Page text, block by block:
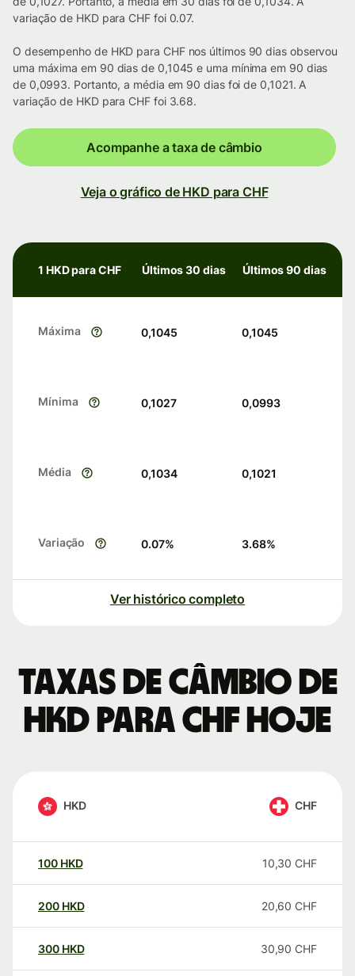
variação de HKD para CHF foi 0.07.
O desempenho de HKD para CHF nos últimos 90 dias observou
uma máxima em 90 dias de 0,1045 e uma mínima em 90 dias
de 0,0993. Portanto, a média em 90 dias foi de 0,1021. A
variação de HKD para CHF foi 3.68.
Acompanhe a taxa de câmbio
Veja o gráfico de HKD para CHF
1 HKD para CHF Últimos 30 dias Últimos 90 dias
Máxima 0,1045 0,1045
Mínima 0,1027 0,0993
Média 0,1034 0,1021
Variação 0.07% 3.68%
Ver histórico completo
Taxas de câmbio de
HKD para CHF hoje
HKD CHF
100 HKD 10,30 CHF
200 HKD 20,60 CHF
300 HKD 30,90 CHF